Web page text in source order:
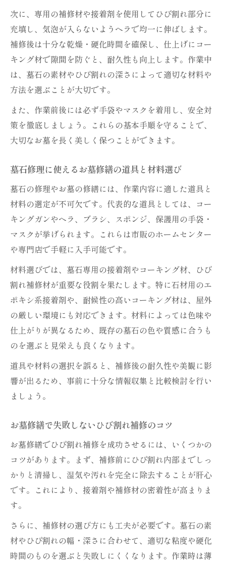
次に、専用の補修材や接着剤を使用してひび割れ部分に
充填し、気泡が入らないようヘラで均一に伸ばします。
補修後は十分な乾燥・硬化時間を確保し、仕上げにコー
キング材で隙間を防ぐと、耐久性も向上します。作業中
は、墓石の素材やひび割れの深さによって適切な材料や
方法を選ぶことが大切です。
また、作業前後には必ず手袋やマスクを着用し、安全対
策を徹底しましょう。これらの基本手順を守ることで、
大切なお墓を長く美しく保つことができます。
墓石修理に使えるお墓修繕の道具と材料選び
墓石の修理やお墓の修繕には、作業内容に適した道具と
材料の選定が不可欠です。代表的な道具としては、コー
キングガンやヘラ、ブラシ、スポンジ、保護用の手袋・
マスクが挙げられます。これらは市販のホームセンター
や専門店で手軽に入手可能です。
材料選びでは、墓石専用の接着剤やコーキング材、ひび
割れ補修材が重要な役割を果たします。特に石材用のエ
ポキシ系接着剤や、耐候性の高いコーキング材は、屋外
の厳しい環境にも対応できます。材料によっては色味や
仕上がりが異なるため、既存の墓石の色や質感に合うも
のを選ぶと見栄えも良くなります。
道具や材料の選択を誤ると、補修後の耐久性や美観に影
響が出るため、事前に十分な情報収集と比較検討を行い
ましょう。
お墓修繕で失敗しないひび割れ補修のコツ
お墓修繕でひび割れ補修を成功させるには、いくつかの
コツがあります。まず、補修前にひび割れ内部までしっ
かりと清掃し、湿気や汚れを完全に除去することが肝心
です。これにより、接着剤や補修材の密着性が高まりま
す。
さらに、補修材の選び方にも工夫が必要です。墓石の素
材やひび割れの幅・深さに合わせて、適切な粘度や硬化
時間のものを選ぶと失敗しにくくなります。作業時は薄